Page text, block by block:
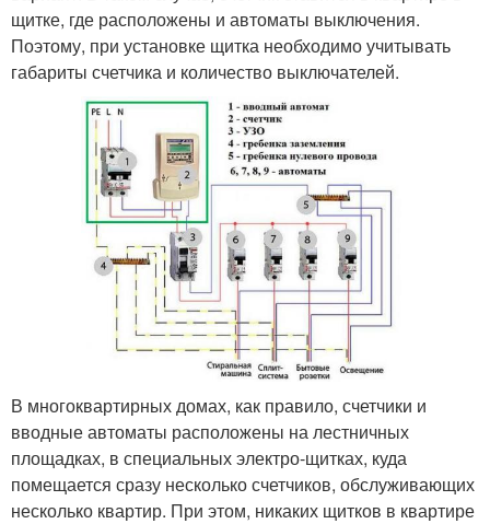
щитке, где расположены и автоматы выключения.
Поэтому, при установке щитка необходимо учитывать
габариты счетчика и количество выключателей.
В многоквартирных домах, как правило, счетчики и
вводные автоматы расположены на лестничных
площадках, в специальных электро-щитках, куда
помещается сразу несколько счетчиков, обслуживающих
несколько квартир. При этом, никаких щитков в квартире